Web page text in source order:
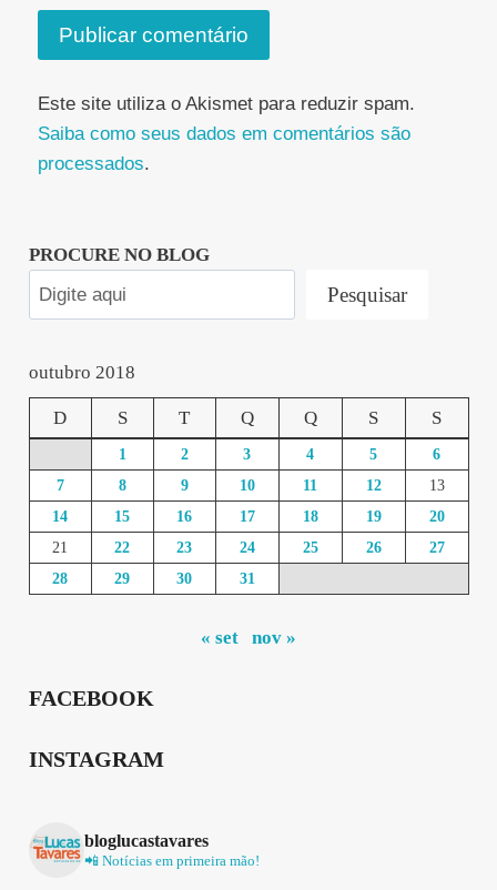
Este site utiliza o Akismet para reduzir spam.
Saiba como seus dados em comentários são
processados.
PROCURE NO BLOG
Pesquisar
outubro 2018
D S T Q Q S S
1 2 3 4 5
6
7
8 9 10 11 12
13
14
15 16 17 18 19
20
21
22 23 24 25 26
27
28
29 30 31
« set nov »
FACEBOOK
INSTAGRAM
bloglucastavares
📲 Notícias em primeira mão!